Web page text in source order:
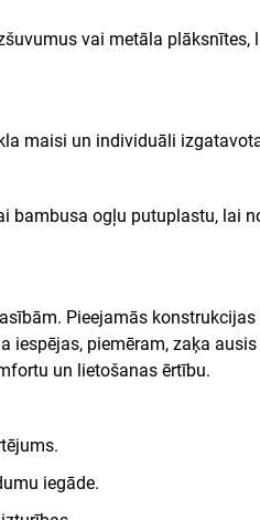
vai metāla
maisi un individuāli
bambusa ogļu putuplastu, lai
Pieejamās
iespējas, piemēram, zaķa
un lietošanas ērtību.
iegāde.